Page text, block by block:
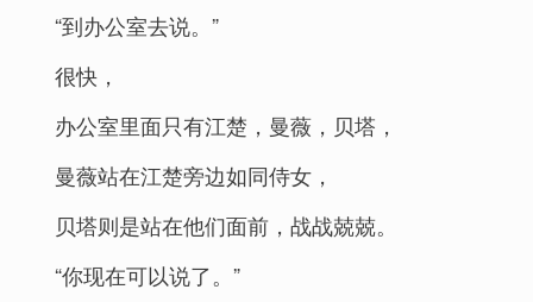
“到办公室去说。”
很快，
办公室里面只有江楚，曼薇，贝塔，
曼薇站在江楚旁边如同侍女，
贝塔则是站在他们面前，战战兢兢。
“你现在可以说了。”